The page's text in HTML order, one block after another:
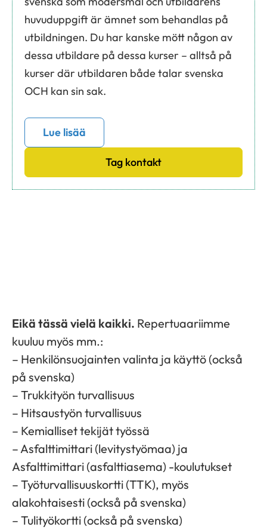
huvuduppgift är ämnet som behandlas på
utbildningen. Du har kanske mött någon av
dessa utbildare på dessa kurser – alltså på
kurser där utbildaren både talar svenska
OCH kan sin sak.
Lue lisää
Tag kontakt
Eikä tässä vielä kaikki. Repertuaariimme
kuuluu myös mm.:
– Henkilönsuojainten valinta ja käyttö (också
på svenska)
– Trukkityön turvallisuus
– Hitsaustyön turvallisuus
– Kemialliset tekijät työssä
– Asfalttimittari (levitystyömaa) ja
Asfalttimittari (asfalttiasema) -koulutukset
– Työturvallisuuskortti (TTK), myös
alakohtaisesti (också på svenska)
– Tulityökortti (också på svenska)